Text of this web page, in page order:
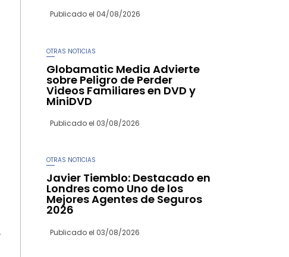
Publicado el 04/08/2026
OTRAS NOTICIAS
Globamatic Media Advierte
sobre Peligro de Perder
Videos Familiares en DVD y
MiniDVD
Publicado el 03/08/2026
OTRAS NOTICIAS
Javier Tiemblo: Destacado en
Londres como Uno de los
Mejores Agentes de Seguros
2026
Publicado el 03/08/2026